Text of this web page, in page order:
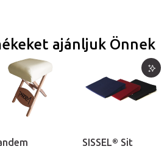
ajánljuk Önnek
SISSEL® Sit